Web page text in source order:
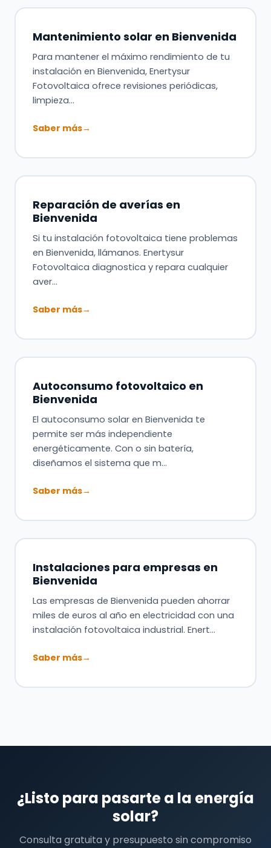
Mantenimiento solar en Bienvenida
Para mantener el máximo rendimiento de tu
instalación en Bienvenida, Enertysur
Fotovoltaica ofrece revisiones periódicas,
limpieza…
Saber más→
Reparación de averías en
Bienvenida
Si tu instalación fotovoltaica tiene problemas
en Bienvenida, llámanos. Enertysur
Fotovoltaica diagnostica y repara cualquier
aver…
Saber más→
Autoconsumo fotovoltaico en
Bienvenida
El autoconsumo solar en Bienvenida te
permite ser más independiente
energéticamente. Con o sin batería,
diseñamos el sistema que m…
Saber más→
Instalaciones para empresas en
Bienvenida
Las empresas de Bienvenida pueden ahorrar
miles de euros al año en electricidad con una
instalación fotovoltaica industrial. Enert…
Saber más→
¿Listo para pasarte a la energía
solar?
Consulta gratuita y presupuesto sin compromiso